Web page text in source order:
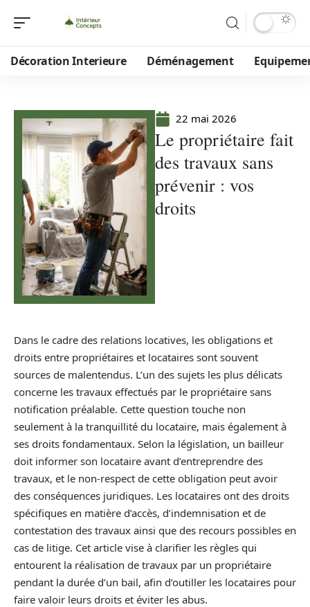
Décoration Interieure Déménagement
22 mai 2026
Le propriétaire fait
des travaux sans
prévenir : vos
droits
Dans le cadre des relations locatives, les obligations et
droits entre propriétaires et locataires sont souvent
sources de malentendus. L’un des sujets les plus délicats
concerne les travaux effectués par le propriétaire sans
notification préalable. Cette question touche non
seulement à la tranquillité du locataire, mais également à
ses droits fondamentaux. Selon la législation, un bailleur
doit informer son locataire avant d’entreprendre des
travaux, et le non-respect de cette obligation peut avoir
des conséquences juridiques. Les locataires ont des droits
spécifiques en matière d’accès, d’indemnisation et de
contestation des travaux ainsi que des recours possibles en
cas de litige. Cet article vise à clarifier les règles qui
entourent la réalisation de travaux par un propriétaire
pendant la durée d’un bail, afin d’outiller les locataires pour
faire valoir leurs droits et éviter les abus.